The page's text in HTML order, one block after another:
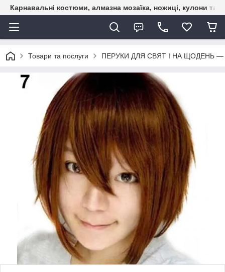
Карнавальні костюми, алмазна мозаїка, ножиці, кулони та
Товари та послуги ПЕРУКИ ДЛЯ СВЯТ І НА ЩОДЕНЬ —